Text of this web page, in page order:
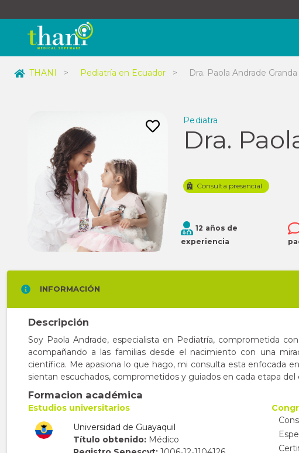
THANI > Pediatría en Ecuador > Dra. Paola Andrade Granda
Pediatra
Dra.
Consulta presencial
12 años de
experiencia
INFORMACIÓN
Descripción
Soy Paola Andrade, especialista en Pediatría, comprometida
acompañando a las familias desde el nacimiento con una
científica. Me apasiona lo que hago, mi consulta esta enfocada
sientan escuchados, comprometidos y guiados en cada etapa del
Formacion académica
Estudios universitarios
Universidad de Guayaquil
Título obtenido: Médico